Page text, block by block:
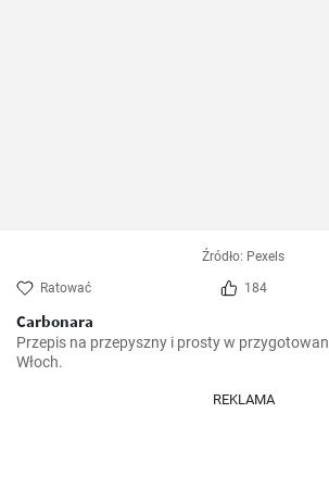
Źródło: Pexels
Ratować 184
Carbonara
Przepis na przepyszny i prosty w
Włoch.
REKLAMA